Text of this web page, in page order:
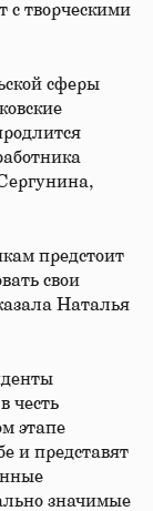
с творческими
сферы
предстоит
свои
Наталья
честь
этапе
и представят
значимые